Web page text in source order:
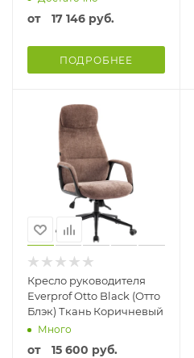
от 17 146 руб.
ПОДРОБНЕЕ
Кресло руководителя
Everprof Otto Black (Отто
Блэк) Ткань Коричневый
Много
от 15 600 руб.